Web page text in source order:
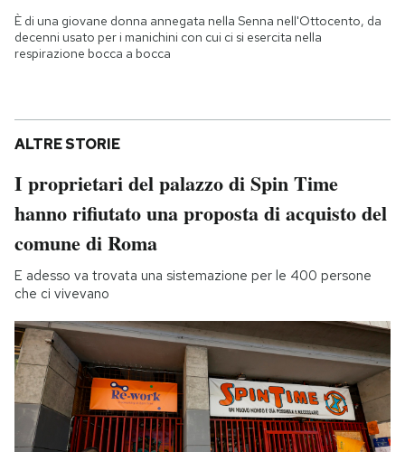
È di una giovane donna annegata nella Senna nell'Ottocento, da
decenni usato per i manichini con cui ci si esercita nella
respirazione bocca a bocca
ALTRE STORIE
I proprietari del palazzo di Spin Time
hanno rifiutato una proposta di acquisto del
comune di Roma
E adesso va trovata una sistemazione per le 400 persone
che ci vivevano